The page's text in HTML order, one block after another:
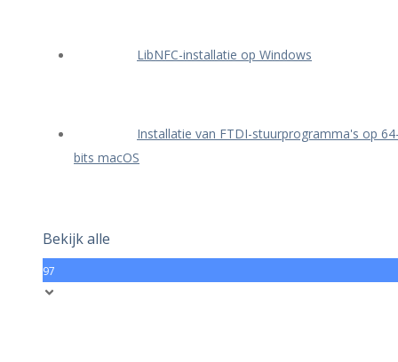
LibNFC-installatie op Windows
Installatie van FTDI-stuurprogramma's op
bits macOS
Bekijk alle
97